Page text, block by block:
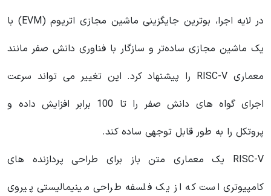
در لایه اجرا، بوترین جایگزینی ماشین مجازی اتریوم (EVM) با
یک ماشین مجازی ساده‌تر و سازگار با فناوری دانش صفر مانند
معماری RISC-V را پیشنهاد کرد. این تغییر می تواند سرعت
اجرای گواه های دانش صفر را تا 100 برابر افزایش داده و
پروتکل را به طور قابل توجهی ساده کند.
RISC-V یک معماری متن باز برای طراحی پردازنده های
کامپیوتری است که از یک فلسفه طراحی مینیمالیستی پیروی